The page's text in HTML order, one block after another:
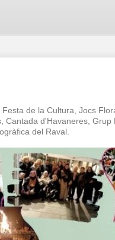
de la Cultura, Jocs
Cantada d'Havaneres, Grup
del Raval.